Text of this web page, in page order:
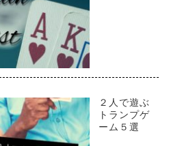
２人で遊ぶ
トランプゲ
ーム５選